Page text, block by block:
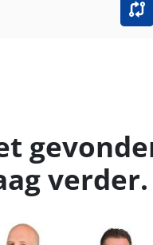
verder.